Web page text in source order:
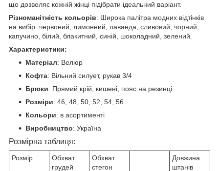
що дозволяє кожній жінці підібрати ідеальний варіант.
Різноманітність кольорів: Широка палітра модних відтінків
на вибір: червоний, лимонний, лаванда, сливовий, чорний,
капучино, білий, блакитний, синій, шоколадний, зелений.
Характеристики:
Матеріал: Велюр
Кофта: Вільний силует, рукав 3/4
Брюки: Прямий крій, кишені, пояс на резинці
Розміри: 46, 48, 50, 52, 54, 56
Кольори: в асортименті
Виробництво: Україна
Розмірна таблиця:
Розмір
Обхват
грудей
Обхват
стегон
Довжина
штанів